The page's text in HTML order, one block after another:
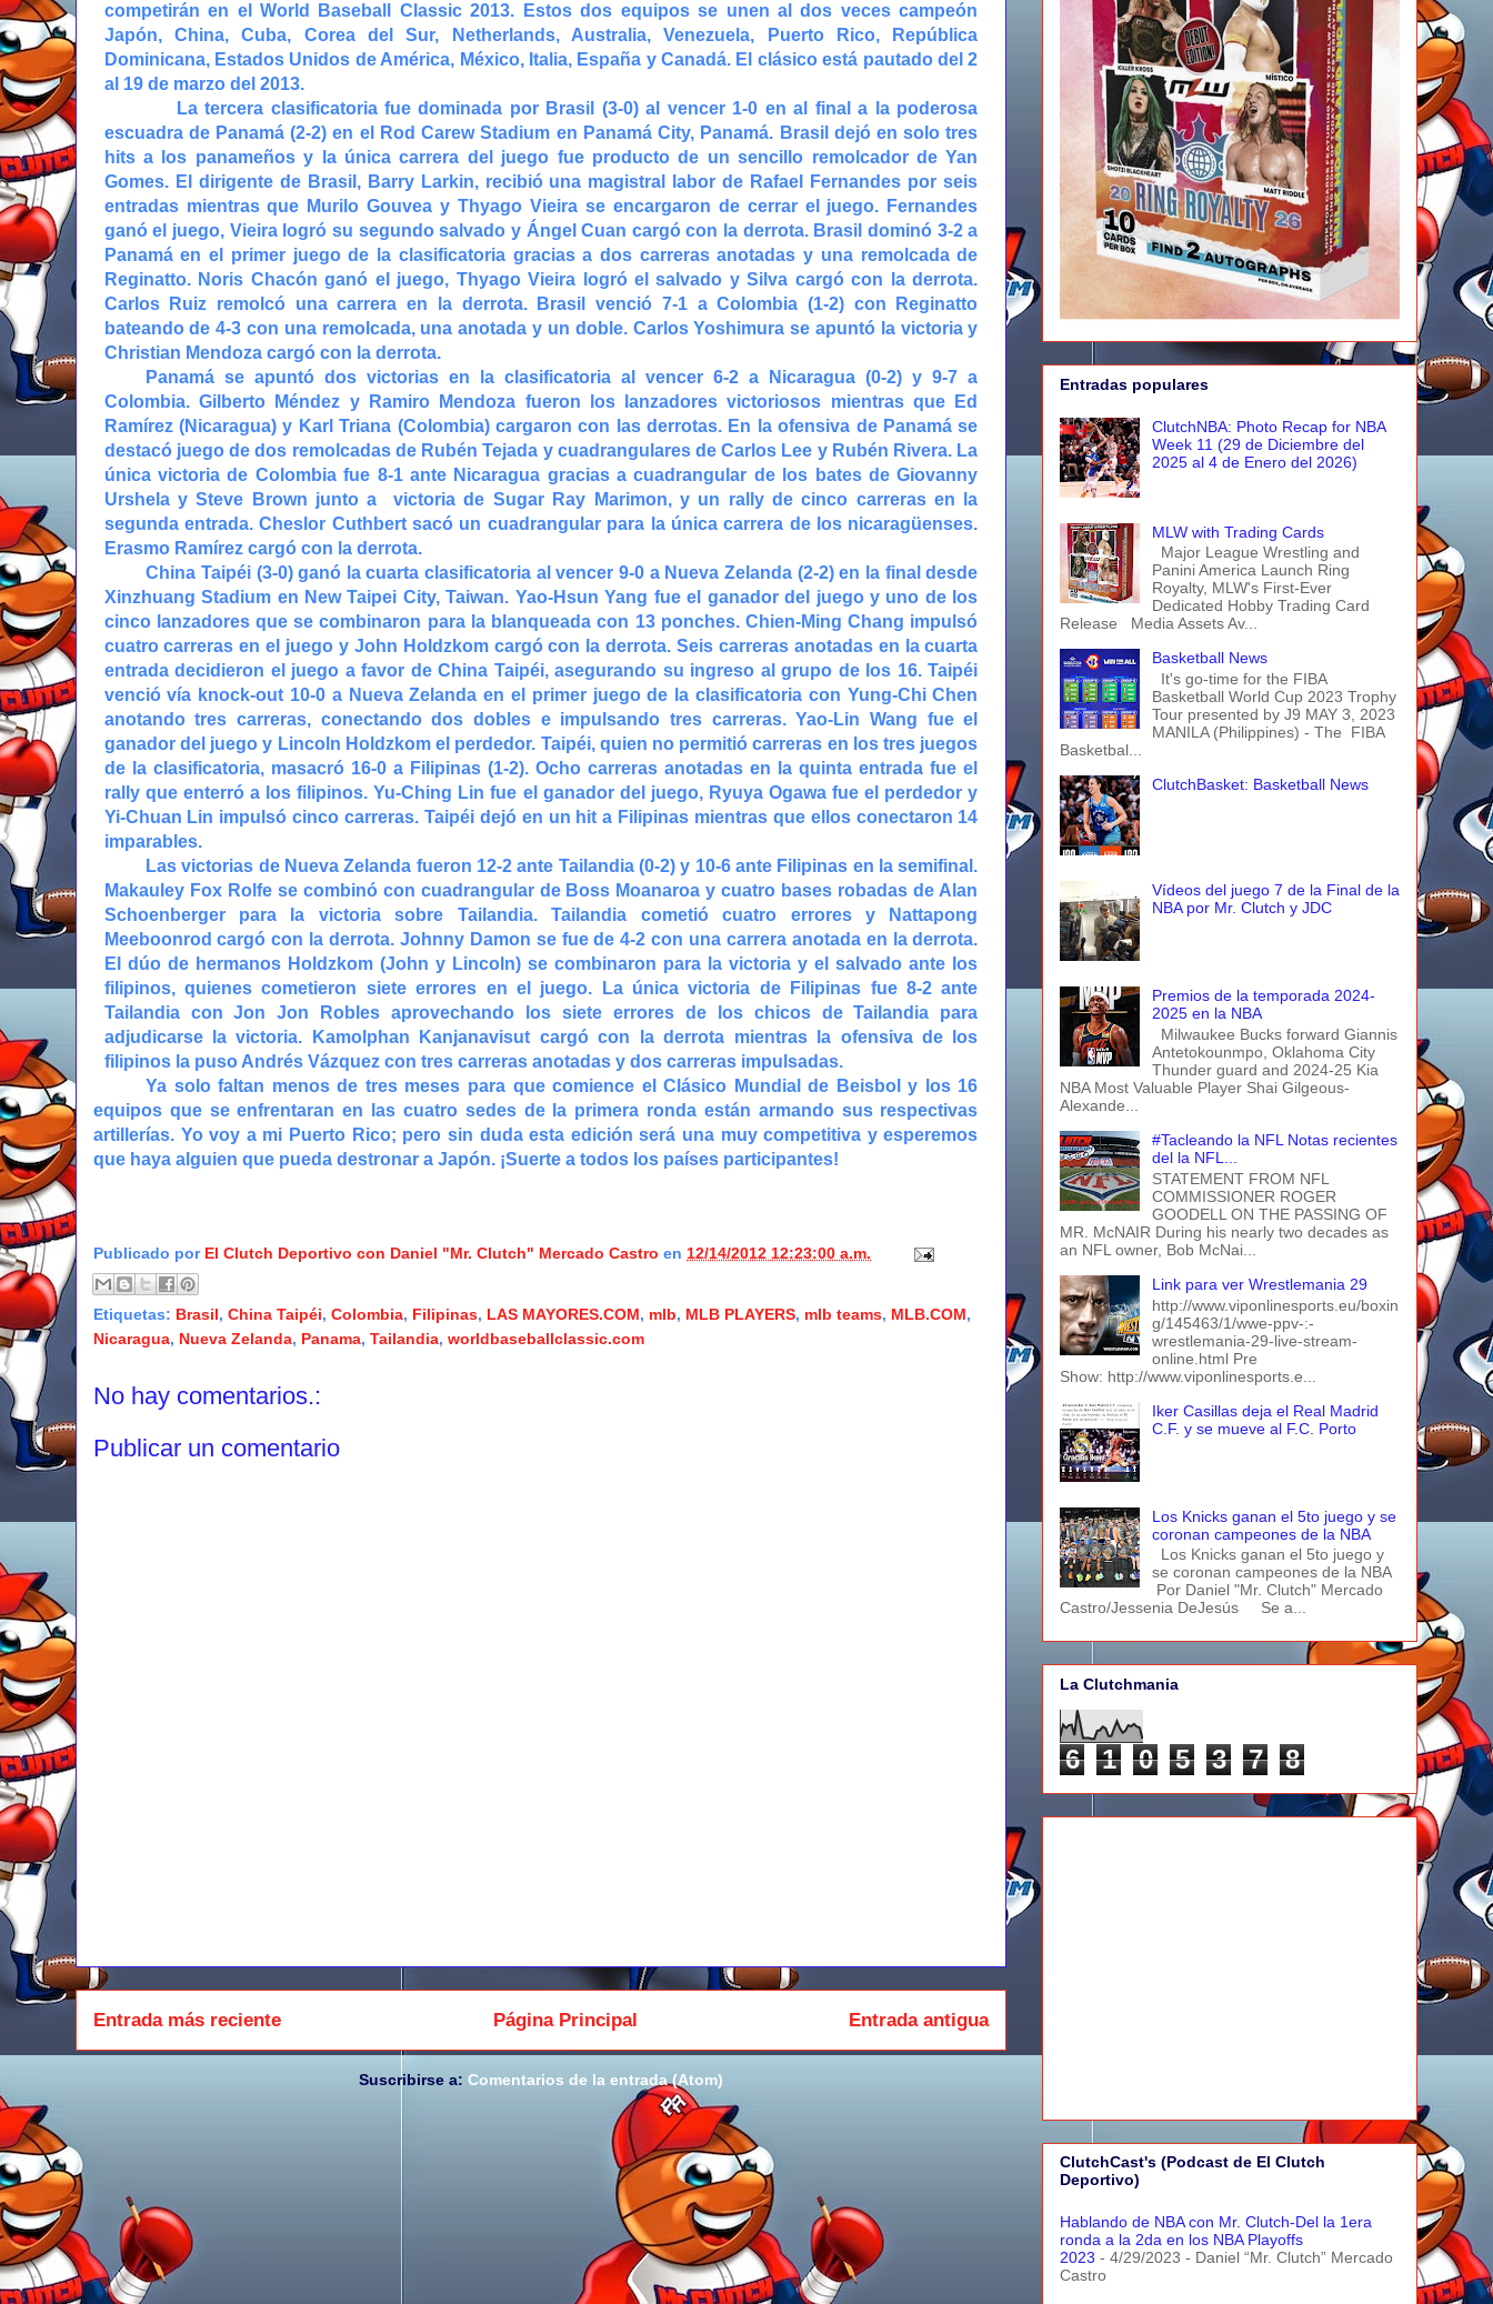
competirán en el World Baseball Classic 2013. Estos dos equipos se unen al dos veces campeón
Japón, China, Cuba, Corea del Sur, Netherlands, Australia, Venezuela, Puerto Rico, República
Dominicana, Estados Unidos de América, México, Italia, España y Canadá. El clásico está pautado del 2
al 19 de marzo del 2013.
La tercera clasificatoria fue dominada por Brasil (3-0) al vencer 1-0 en al final a la poderosa
escuadra de Panamá (2-2) en el Rod Carew Stadium en Panamá City, Panamá. Brasil dejó en solo tres
hits a los panameños y la única carrera del juego fue producto de un sencillo remolcador de Yan
Gomes. El dirigente de Brasil, Barry Larkin, recibió una magistral labor de Rafael Fernandes por seis
entradas mientras que Murilo Gouvea y Thyago Vieira se encargaron de cerrar el juego. Fernandes
ganó el juego, Vieira logró su segundo salvado y Ángel Cuan cargó con la derrota. Brasil dominó 3-2 a
Panamá en el primer juego de la clasificatoria gracias a dos carreras anotadas y una remolcada de
Reginatto. Noris Chacón ganó el juego, Thyago Vieira logró el salvado y Silva cargó con la derrota.
Carlos Ruiz remolcó una carrera en la derrota. Brasil venció 7-1 a Colombia (1-2) con Reginatto
bateando de 4-3 con una remolcada, una anotada y un doble. Carlos Yoshimura se apuntó la victoria y
Christian Mendoza cargó con la derrota.
Panamá se apuntó dos victorias en la clasificatoria al vencer 6-2 a Nicaragua (0-2) y 9-7 a
Colombia. Gilberto Méndez y Ramiro Mendoza fueron los lanzadores victoriosos mientras que Ed
Ramírez (Nicaragua) y Karl Triana (Colombia) cargaron con las derrotas. En la ofensiva de Panamá se
destacó juego de dos remolcadas de Rubén Tejada y cuadrangulares de Carlos Lee y Rubén Rivera. La
única victoria de Colombia fue 8-1 ante Nicaragua gracias a cuadrangular de los bates de Giovanny
Urshela y Steve Brown junto a victoria de Sugar Ray Marimon, y un rally de cinco carreras en la
segunda entrada. Cheslor Cuthbert sacó un cuadrangular para la única carrera de los nicaragüenses.
Erasmo Ramírez cargó con la derrota.
China Taipéi (3-0) ganó la cuarta clasificatoria al vencer 9-0 a Nueva Zelanda (2-2) en la final desde
Xinzhuang Stadium en New Taipei City, Taiwan. Yao-Hsun Yang fue el ganador del juego y uno de los
cinco lanzadores que se combinaron para la blanqueada con 13 ponches. Chien-Ming Chang impulsó
cuatro carreras en el juego y John Holdzkom cargó con la derrota. Seis carreras anotadas en la cuarta
entrada decidieron el juego a favor de China Taipéi, asegurando su ingreso al grupo de los 16. Taipéi
venció vía knock-out 10-0 a Nueva Zelanda en el primer juego de la clasificatoria con Yung-Chi Chen
anotando tres carreras, conectando dos dobles e impulsando tres carreras. Yao-Lin Wang fue el
ganador del juego y Lincoln Holdzkom el perdedor. Taipéi, quien no permitió carreras en los tres juegos
de la clasificatoria, masacró 16-0 a Filipinas (1-2). Ocho carreras anotadas en la quinta entrada fue el
rally que enterró a los filipinos. Yu-Ching Lin fue el ganador del juego, Ryuya Ogawa fue el perdedor y
Yi-Chuan Lin impulsó cinco carreras. Taipéi dejó en un hit a Filipinas mientras que ellos conectaron 14
imparables.
Las victorias de Nueva Zelanda fueron 12-2 ante Tailandia (0-2) y 10-6 ante Filipinas en la semifinal.
Makauley Fox Rolfe se combinó con cuadrangular de Boss Moanaroa y cuatro bases robadas de Alan
Schoenberger para la victoria sobre Tailandia. Tailandia cometió cuatro errores y Nattapong
Meeboonrod cargó con la derrota. Johnny Damon se fue de 4-2 con una carrera anotada en la derrota.
El dúo de hermanos Holdzkom (John y Lincoln) se combinaron para la victoria y el salvado ante los
filipinos, quienes cometieron siete errores en el juego. La única victoria de Filipinas fue 8-2 ante
Tailandia con Jon Jon Robles aprovechando los siete errores de los chicos de Tailandia para
adjudicarse la victoria. Kamolphan Kanjanavisut cargó con la derrota mientras la ofensiva de los
filipinos la puso Andrés Vázquez con tres carreras anotadas y dos carreras impulsadas.
Ya solo faltan menos de tres meses para que comience el Clásico Mundial de Beisbol y los 16
equipos que se enfrentaran en las cuatro sedes de la primera ronda están armando sus respectivas
artillerías. Yo voy a mi Puerto Rico; pero sin duda esta edición será una muy competitiva y esperemos
que haya alguien que pueda destronar a Japón. ¡Suerte a todos los países participantes!
Publicado por El Clutch Deportivo con Daniel "Mr. Clutch" Mercado Castro en 12/14/2012 12:23:00 a.m.
Etiquetas: Brasil, China Taipéi, Colombia, Filipinas, LAS MAYORES.COM, mlb, MLB PLAYERS, mlb teams, MLB.COM,
Nicaragua, Nueva Zelanda, Panama, Tailandia, worldbaseballclassic.com
No hay comentarios.:
Publicar un comentario
Entrada más reciente Entrada antigua
Página Principal
Suscribirse a: Comentarios de la entrada (Atom)
Entradas populares
ClutchNBA: Photo Recap for NBA
Week 11 (29 de Diciembre del
2025 al 4 de Enero del 2026)
MLW with Trading Cards
Major League Wrestling and
Panini America Launch Ring
Royalty, MLW's First-Ever
Dedicated Hobby Trading Card
Release Media Assets Av...
Basketball News
It's go-time for the FIBA
Basketball World Cup 2023 Trophy
Tour presented by J9 MAY 3, 2023
MANILA (Philippines) - The FIBA
Basketbal...
ClutchBasket: Basketball News
Vídeos del juego 7 de la Final de la
NBA por Mr. Clutch y JDC
Premios de la temporada 2024-
2025 en la NBA
Milwaukee Bucks forward Giannis
Antetokounmpo, Oklahoma City
Thunder guard and 2024-25 Kia
NBA Most Valuable Player Shai Gilgeous-
Alexande...
#Tacleando la NFL Notas recientes
del la NFL...
STATEMENT FROM NFL
COMMISSIONER ROGER
GOODELL ON THE PASSING OF
MR. McNAIR During his nearly two decades as
an NFL owner, Bob McNai...
Link para ver Wrestlemania 29
http://www.viponlinesports.eu/boxin
g/145463/1/wwe-ppv-:-
wrestlemania-29-live-stream-
online.html Pre
Show: http://www.viponlinesports.e...
Iker Casillas deja el Real Madrid
C.F. y se mueve al F.C. Porto
Los Knicks ganan el 5to juego y se
coronan campeones de la NBA
Los Knicks ganan el 5to juego y
se coronan campeones de la NBA
Por Daniel "Mr. Clutch" Mercado
Castro/Jessenia DeJesús Se a...
La Clutchmania
6 1 0 5 3 7 8
ClutchCast's (Podcast de El Clutch
Deportivo)
Hablando de NBA con Mr. Clutch-Del la 1era
ronda a la 2da en los NBA Playoffs
2023 - 4/29/2023 - Daniel “Mr. Clutch” Mercado
Castro